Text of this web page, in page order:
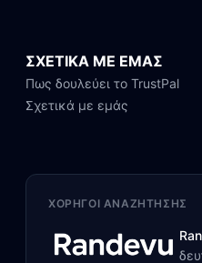
ΣΧΕΤΙΚΑ ΜΕ ΕΜΑΣ
Πως δουλεύει το TrustPal
Σχετικά με εμάς
ΧΟΡΗΓΟΊ ΑΝΑΖΉΤΗΣΗΣ